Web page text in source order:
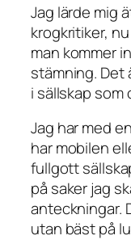
Jag lärde mig
krogkritiker,
man kommer
stämning. Det
i sällskap som
Jag har med
har mobilen
fullgott
på saker jag
anteckningar.
utan bäst på